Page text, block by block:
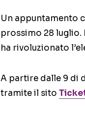
Un appuntamento
prossimo 28 luglio.
ha rivoluzionato
A partire dalle 9 di
tramite il sito